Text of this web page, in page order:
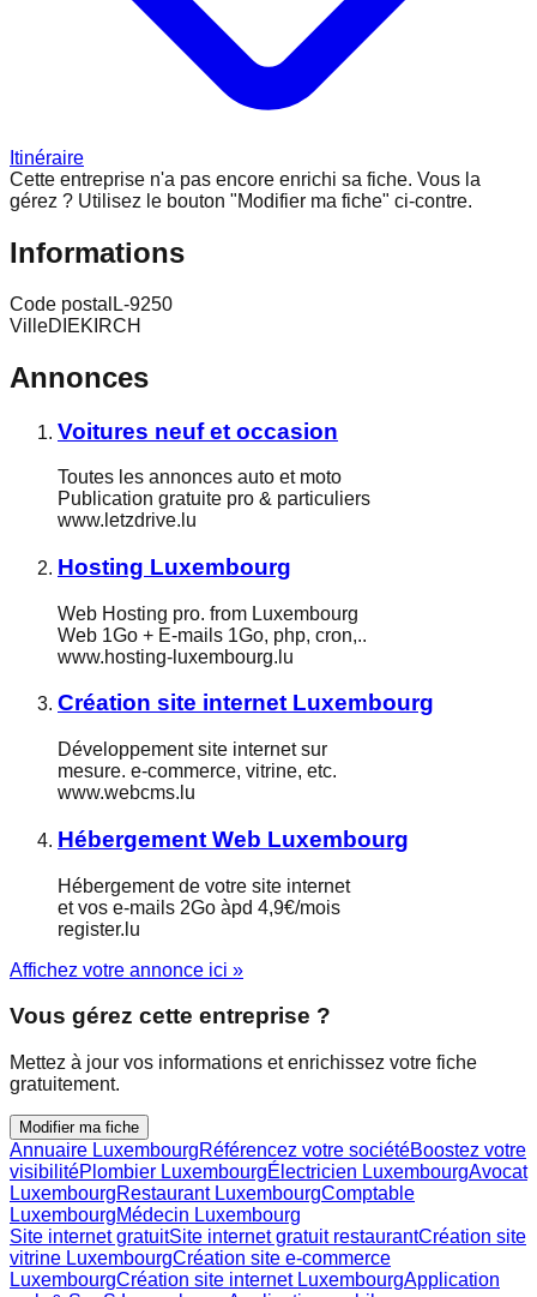
Itinéraire
Cette entreprise n'a pas encore enrichi sa fiche. Vous la
gérez ? Utilisez le bouton "Modifier ma fiche" ci-contre.
Informations
Code postal L-9250
VilleDIEKIRCH
Annonces
Voitures neuf et occasion
Toutes les annonces auto et moto
Publication gratuite pro & particuliers
www.letzdrive.lu
Hosting Luxembourg
Web Hosting pro. from Luxembourg
Web 1Go + E-mails 1Go, php, cron,..
www.hosting-luxembourg.lu
Création site internet Luxembourg
Développement site internet sur
mesure. e-commerce, vitrine, etc.
www.webcms.lu
Hébergement Web Luxembourg
Hébergement de votre site internet
et vos e-mails 2Go àpd 4,9€/mois
register.lu
Affichez votre annonce ici »
Vous gérez cette entreprise ?
Mettez à jour vos informations et enrichissez votre fiche
gratuitement.
Modifier ma fiche
Annuaire LuxembourgRéférencez votre sociétéBoostez votre
visibilitéPlombier LuxembourgÉlectricien LuxembourgAvocat
LuxembourgRestaurant LuxembourgComptable
LuxembourgMédecin Luxembourg
Site internet gratuitSite internet gratuit restaurantCréation site
vitrine LuxembourgCréation site e-commerce
LuxembourgCréation site internet LuxembourgApplication